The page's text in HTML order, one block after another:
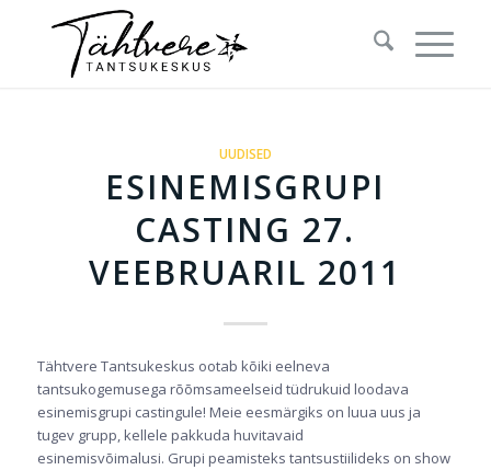
UUDISED
ESINEMISGRUPI
CASTING 27.
VEEBRUARIL 2011
Tähtvere Tantsukeskus ootab kõiki eelneva
tantsukogemusega rõõmsameelseid tüdrukuid loodava
esinemisgrupi castingule! Meie eesmärgiks on luua uus ja
tugev grupp, kellele pakkuda huvitavaid
esinemisvõimalusi. Grupi peamisteks tantsustiilideks on show